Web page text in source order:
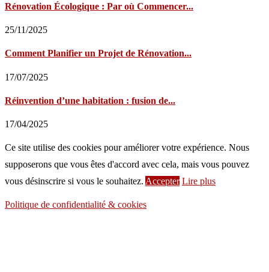
Rénovation Écologique : Par où Commencer...
25/11/2025
Comment Planifier un Projet de Rénovation...
17/07/2025
Réinvention d’une habitation : fusion de...
17/04/2025
Ce site utilise des cookies pour améliorer votre expérience. Nous
supposerons que vous êtes d'accord avec cela, mais vous pouvez
vous désinscrire si vous le souhaitez. Accepter Lire plus
Politique de confidentialité & cookies